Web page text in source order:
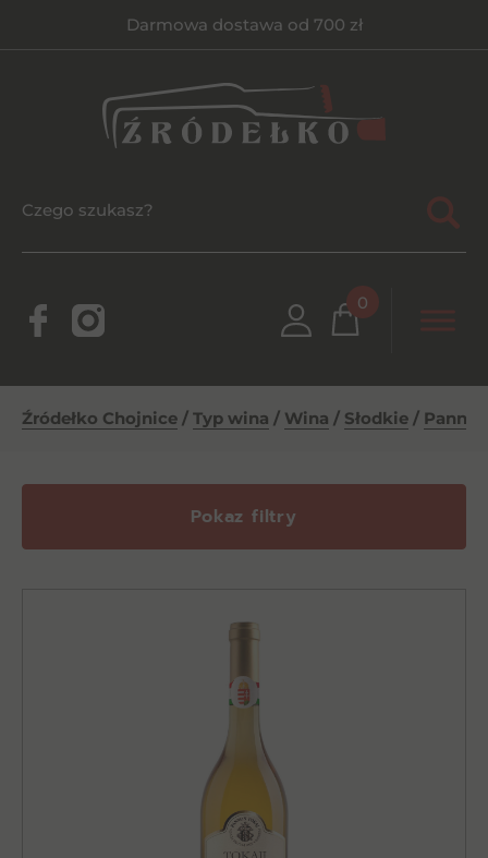
Darmowa dostawa od 700 zł
0
Źródełko Chojnice / Typ wina / Wina / Słodkie /
Pokaz filtry